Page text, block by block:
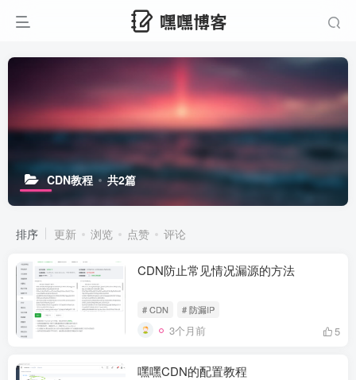
CDN教程 共2篇
排序 更新 浏览 点赞 评论
CDN防止常见情况漏源的方法
# CDN # 防漏IP
3个月前 5
嘿嘿CDN的配置教程